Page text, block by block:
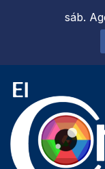
sáb.